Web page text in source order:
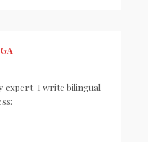
expert. I write bilingual